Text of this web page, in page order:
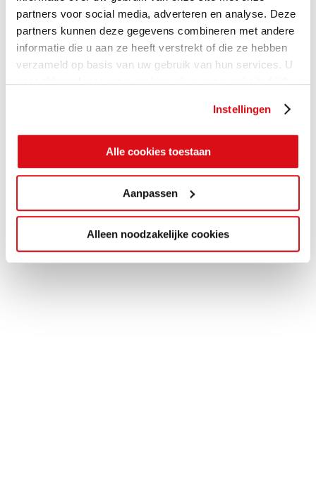
partners voor social media, adverteren en analyse. Deze
partners kunnen deze gegevens combineren met andere
informatie die u aan ze heeft verstrekt of die ze hebben
verzameld op basis van uw gebruik van hun services. U
gaat akkoord met onze cookies als u onze website blijft
Instellingen
Alle cookies toestaan
Aanpassen
Alleen noodzakelijke cookies